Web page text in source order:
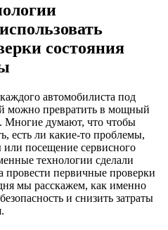
состояния
автомобилиста под
можно превратить в мощный
Многие думают, что чтобы
есть ли какие-то проблемы,
посещение сервисного
технологии сделали
первичные проверки
мы расскажем, как именно
и снизить затраты